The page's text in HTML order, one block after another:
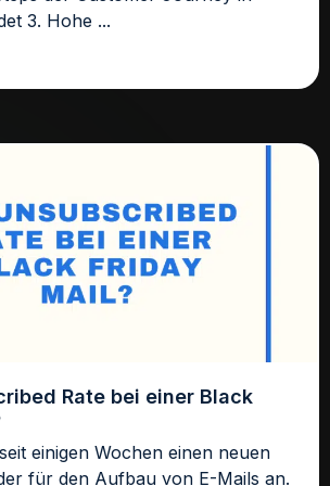
3. Hohe ...
Rate bei einer Black
einigen Wochen einen neuen
für den Aufbau von E-Mails an.